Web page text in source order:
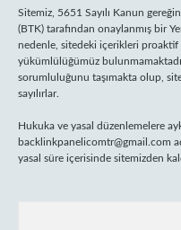
Sitemiz, 5651 Sayılı Kanun
(BTK) tarafından onaylanmış bir
nedenle, sitedeki içerikleri proaktif
yükümlülüğümüz
sorumluluğunu taşımakta olup,
sayılırlar.
Hukuka ve yasal düzenlemelere
backlinkpanelicomtr@gmail.com
yasal süre içerisinde sitemizden